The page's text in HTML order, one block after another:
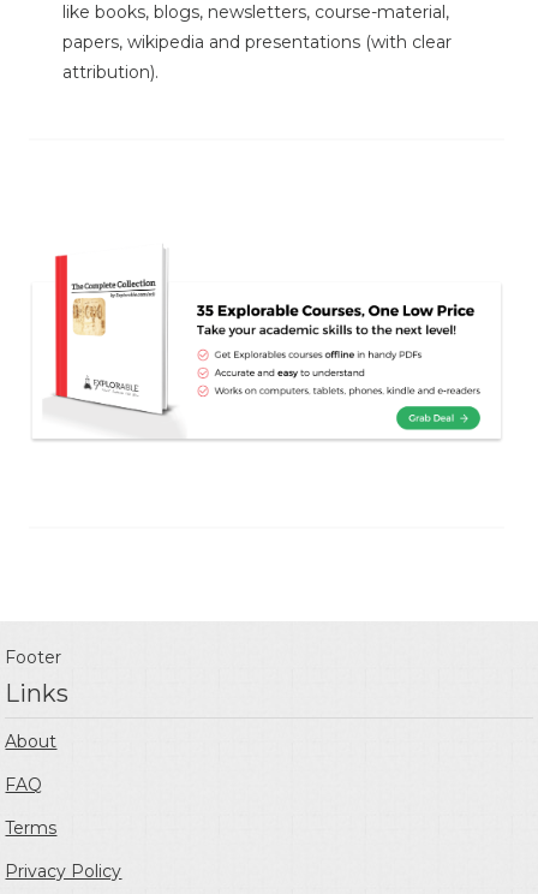
like books, blogs, newsletters, course-material,
papers, wikipedia and presentations (with clear
attribution).
Footer
Links
About
FAQ
Terms
Privacy Policy